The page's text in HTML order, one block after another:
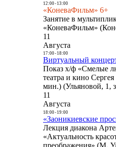
12:00- 13:00
«КоневаФильм» 6+
Занятие в
«КоневаФильм»
11
Августа
17:00- 18:00
Виртуальный
Показ х/ф «Смелые
театра и кино
мин.) (Ульяновой, 1,
11
Августа
18:00- 19:00
«Заоникиевские
Лекция диакона
«Актуальность
преображения» (М.